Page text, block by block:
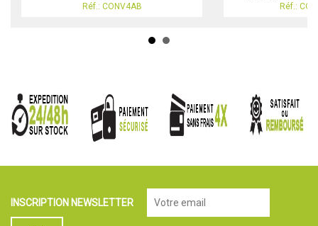
Réf.: CONV4AB Réf.:
INSCRIPTION NEWSLETTER